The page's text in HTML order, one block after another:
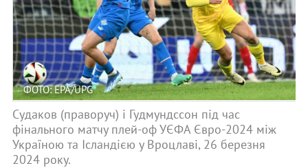
ФОТО: EPA/UPG
Судаков (праворуч) і Гудмундссон під час
фінального матчу плей-оф УЄФА Євро-2024 між
Україною та Ісландією у Вроцлаві, 26 березня
2024 року.